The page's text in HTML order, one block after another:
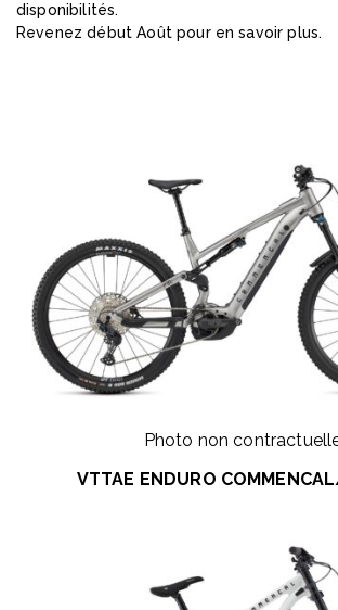
disponibilités.
Revenez début Août pour en savoir plus.
Photo non
VTTAE ENDURO